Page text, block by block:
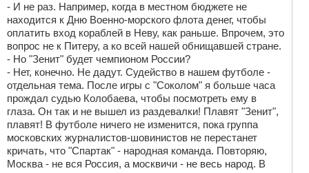
- И не раз. Например, когда в местном бюджете не
находится к Дню Военно-морского флота денег, чтобы
оплатить вход кораблей в Неву, как раньше. Впрочем, это
вопрос не к Питеру, а ко всей нашей обнищавшей стране.
- Но "Зенит" будет чемпионом России?
- Нет, конечно. Не дадут. Судейство в нашем футболе -
отдельная тема. После игры с "Соколом" я больше часа
прождал судью Колобаева, чтобы посмотреть ему в
глаза. Он так и не вышел из раздевалки! Плавят "Зенит",
плавят! В футболе ничего не изменится, пока группа
московских журналистов-шовинистов не перестанет
кричать, что "Спартак" - народная команда. Повторяю,
Москва - не вся Россия, а москвичи - не весь народ. В